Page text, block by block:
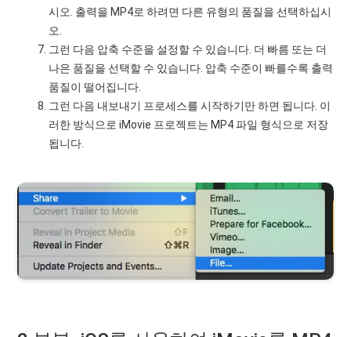
시오. 출력을 MP4로 하려면 다른 유형의 품질을 선택하십시
오.
그런 다음 압축 수준을 설정할 수 있습니다. 더 빠름 또는 더
나은 품질을 선택할 수 있습니다. 압축 수준이 빠를수록 출력
품질이 떨어집니다.
그런 다음 내보내기 프로세스를 시작하기만 하면 됩니다. 이
러한 방식으로 iMovie 프로젝트는 MP4 파일 형식으로 저장
됩니다.